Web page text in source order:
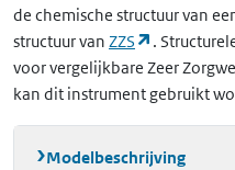
de chemische structuur van
structuur van ZZS (opent in
.
voor vergelijkbare Zeer
kan dit instrument gebruikt
Modelbeschrijving